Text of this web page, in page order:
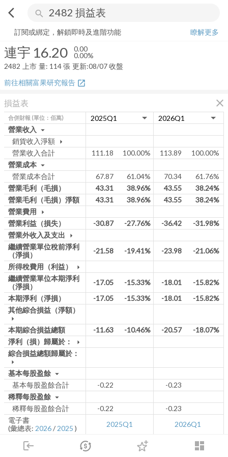
arrow_back_ios search
login dashboard
市場 登入
連宇 16.200.00%
訂閱或綁定，解鎖即時及進階功能
瞭解更多
連宇 16.20 0.00
0.00%
2482
上市 量: 114張 更新:08/07 收盤
前往相關富果研究報告 open_in_new
損益表 close
合併財報 (單位：佰萬)
營業收入 arrow_drop_down
銷貨收入淨額 arrow_drop_down
營業收入合計 111.18 100.00% 113.89
100.00%
營業成本 arrow_drop_down
營業成本合計 67.87 61.04% 70.34
61.76%
營業毛利（毛損）
43.31 38.96% 43.55
38.24%
營業毛利（毛損）淨額
43.31 38.96% 43.55
38.24%
營業費用
arrow_drop_down
營業利益（損失） -30.87 -27.76% -36.42
-31.98%
營業外收入及支出
arrow_drop_down
繼續營業單位稅前淨利
（淨損）
-21.58 -19.41% -23.98
-21.06%
所得稅費用（利益）
arrow_drop_down
繼續營業單位本期淨利
（淨損）
-17.05 -15.33% -18.01
-15.82%
本期淨利（淨損）
-17.05 -15.33% -18.01
-15.82%
其他綜合損益（淨額）
arrow_drop_down
本期綜合損益總額 -11.63 -10.46% -20.57
-18.07%
淨利（損）歸屬於：
arrow_drop_down
綜合損益總額歸屬於：
arrow_drop_down
基本每股盈餘 arrow_drop_down
基本每股盈餘合計 -0.22
-0.23
稀釋每股盈餘 arrow_drop_down
稀釋每股盈餘合計 -0.22
-0.23
電子書
(彙總表: 2026/ 2025 ) 2025Q1 2026Q1
*本表單季財報所揭示之數字系由當季累積數值減去上季累積數值計算，可能與公司單季
發佈數字因四捨五入有些許不同